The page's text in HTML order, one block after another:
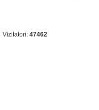
Vizitatori: 47462